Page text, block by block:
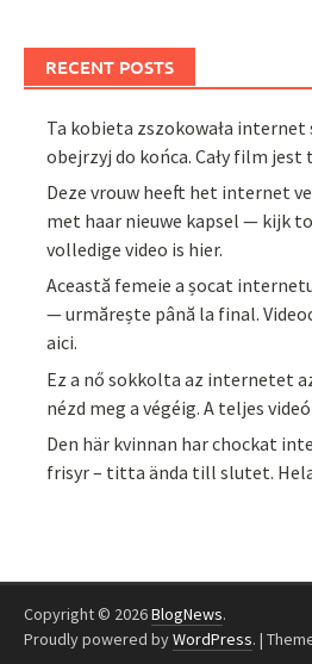
RECENT POSTS
Ta kobieta zszokowała
obejrzyj do końca. Cały film jest
Deze vrouw heeft het internet
met haar nieuwe kapsel — kijk
volledige video is hier.
Această femeie a șocat
— urmărește până la final.
aici.
Ez a nő sokkolta az internetet
nézd meg a végéig. A teljes
Den här kvinnan har chockat
frisyr – titta ända till slutet.
Copyright © 2026BlogNews.
Proudly powered byWordPress. |